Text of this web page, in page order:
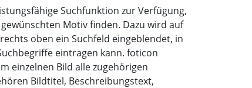
Suchfunktion zur Verfügung,
Motiv finden. Dazu wird auf
oben ein Suchfeld eingeblendet, in
eintragen kann. foticon
einzelnen Bild alle zugehörigen
Bildtitel, Beschreibungstext,